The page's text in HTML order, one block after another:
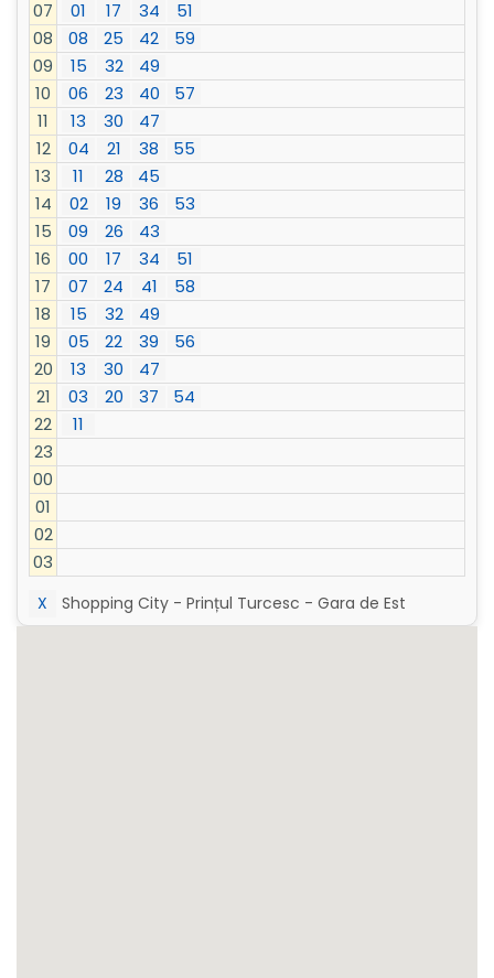
07
01 17 34
51
08
08 25 42
59
09
15 32
49
10
06 23 40
57
11
13 30
47
12
04 21 38
55
13
11 28
45
14
02 19 36
53
15
09 26
43
16
00 17 34
51
17
07 24 41
58
18
15 32
49
19
05 22 39
56
20
13 30
47
21
03 20 37
54
22
11
23
00
01
02
03
X Shopping City - Prințul Turcesc - Gara de Est